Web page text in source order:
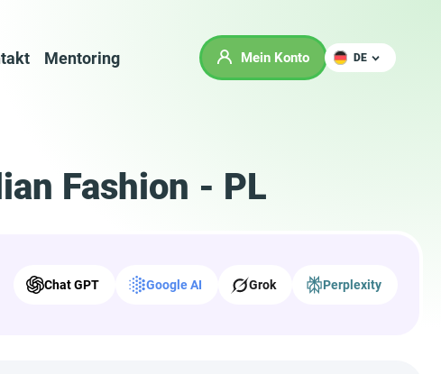
Mentoring Mein Konto DE
Fashion - PL
Chat GPT Google AI Grok Perplexity